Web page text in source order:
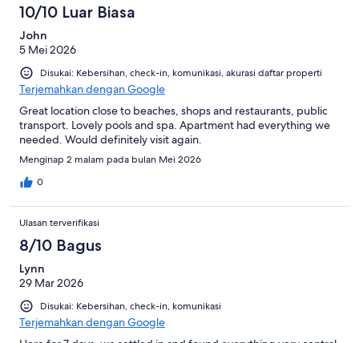
10/10 Luar Biasa
John
5 Mei 2026
Disukai: Kebersihan, check-in, komunikasi, akurasi daftar properti
Terjemahkan dengan Google
Great location close to beaches, shops and restaurants, public
transport. Lovely pools and spa. Apartment had everything we
needed. Would definitely visit again.
Menginap 2 malam pada bulan Mei 2026
0
Ulasan terverifikasi
8/10 Bagus
Lynn
29 Mar 2026
Disukai: Kebersihan, check-in, komunikasi
Terjemahkan dengan Google